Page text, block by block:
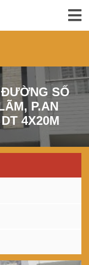
SỐ
P.AN
4X20M